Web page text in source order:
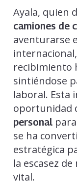
Ayala, quien
camiones de
aventurarse
recibimiento
sintiéndose
laboral. Esta
oportunidad
personalpara
se ha
estratégica
la escasez
vital.